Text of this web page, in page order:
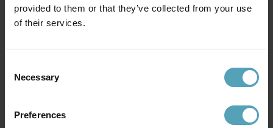
provided to them or that they’ve collected from your use
of their services.
Selection
Necessary
Preferences
Elit Premium Ø20 taklampa
Rek. 1 739 kr
Elit 116cm taklampa